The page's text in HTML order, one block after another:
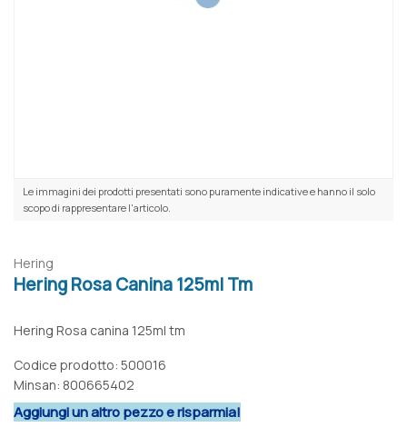
Le immagini dei prodotti presentati sono puramente indicative e hanno il solo
scopo di rappresentare l'articolo.
Hering
Hering Rosa Canina 125ml Tm
Hering Rosa canina 125ml tm
Codice prodotto: 500016
Minsan: 800665402
Aggiungi un altro pezzo e risparmia!